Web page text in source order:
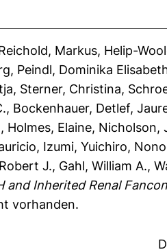
Markus, Helip-
, Peindl, Dominika
, Sterner, Christina,
, Bockenhauer, Detlef,
, Holmes, Elaine, Nicholson,
, Izumi, Yuichiro,
J., Gahl, William A.,
and Inherited Renal
vorhanden.